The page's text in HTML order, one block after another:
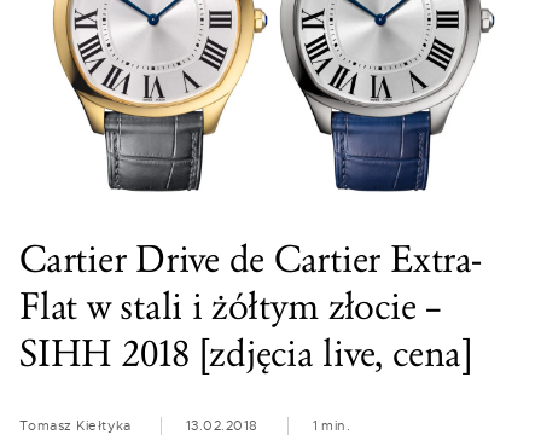
Cartier Drive de Cartier Extra-
Flat w stali i żółtym złocie –
SIHH 2018 [zdjęcia live, cena]
Tomasz Kiełtyka 13.02.2018 1 min.